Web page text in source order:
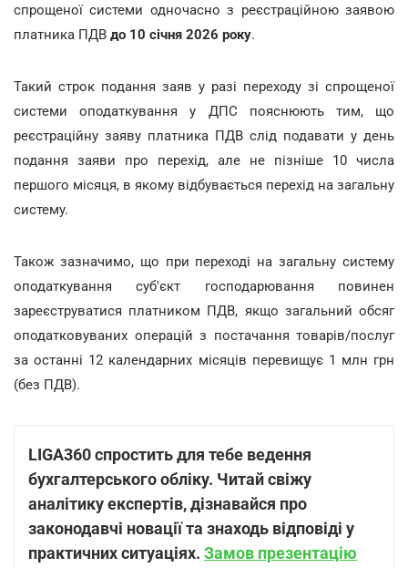
спрощеної системи одночасно з реєстраційною заявою
платника ПДВ до 10 січня 2026 року.
Такий строк подання заяв у разі переходу зі спрощеної
системи оподаткування у ДПС пояснюють тим, що
реєстраційну заяву платника ПДВ слід подавати у день
подання заяви про перехід, але не пізніше 10 числа
першого місяця, в якому відбувається перехід на загальну
систему.
Також зазначимо, що при переході на загальну систему
оподаткування суб'єкт господарювання повинен
зареєструватися платником ПДВ, якщо загальний обсяг
оподатковуваних операцій з постачання товарів/послуг
за останні 12 календарних місяців перевищує 1 млн грн
(без ПДВ).
LIGA360 спростить для тебе ведення
бухгалтерського обліку. Читай свіжу
аналітику експертів, дізнавайся про
законодавчі новації та знаходь відповіді у
практичних ситуаціях. Замов презентацію